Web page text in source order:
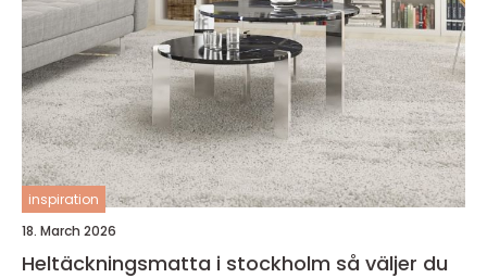
inspiration
18. March 2026
Heltäckningsmatta i stockholm så väljer du